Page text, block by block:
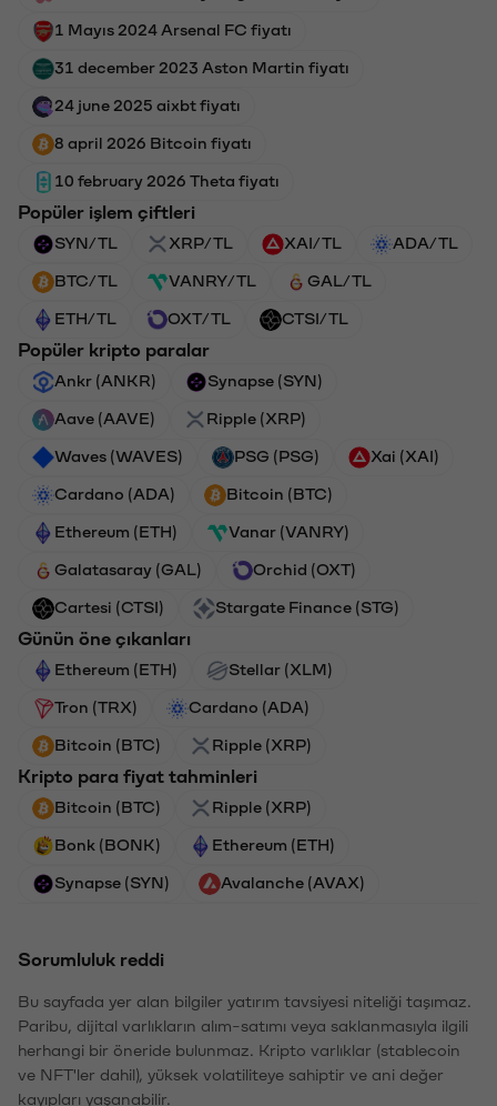
1 Mayıs 2024 Arsenal FC fiyatı
31 december 2023 Aston Martin fiyatı
24 june 2025 aixbt fiyatı
8 april 2026 Bitcoin fiyatı
10 february 2026 Theta fiyatı
Popüler işlem çiftleri
SYN/TL XRP/TL XAI/TL ADA/TL
BTC/TL VANRY/TL GAL/TL
ETH/TL OXT/TL CTSI/TL
Popüler kripto paralar
Ankr (ANKR) Synapse (SYN)
Aave (AAVE) Ripple (XRP)
Waves (WAVES) PSG (PSG) Xai (XAI)
Cardano (ADA) Bitcoin (BTC)
Ethereum (ETH) Vanar (VANRY)
Galatasaray (GAL) Orchid (OXT)
Cartesi (CTSI) Stargate Finance (STG)
Günün öne çıkanları
Ethereum (ETH) Stellar (XLM)
Tron (TRX) Cardano (ADA)
Bitcoin (BTC) Ripple (XRP)
Kripto para fiyat tahminleri
Bitcoin (BTC) Ripple (XRP)
Bonk (BONK) Ethereum (ETH)
Synapse (SYN) Avalanche (AVAX)
Sorumluluk reddi
Bu sayfada yer alan bilgiler yatırım tavsiyesi niteliği taşımaz.
Paribu, dijital varlıkların alım-satımı veya saklanmasıyla ilgili
herhangi bir öneride bulunmaz. Kripto varlıklar (stablecoin
ve NFT'ler dahil), yüksek volatiliteye sahiptir ve ani değer
kayıpları yaşanabilir.